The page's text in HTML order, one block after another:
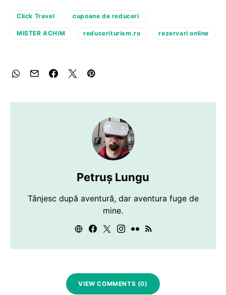
Click Travel cupoane de reduceri
MISTER ACHIM reduceriturism.ro rezervari online
Petruș Lungu
Tânjesc după aventură, dar aventura fuge de
mine.
VIEW COMMENTS (0)